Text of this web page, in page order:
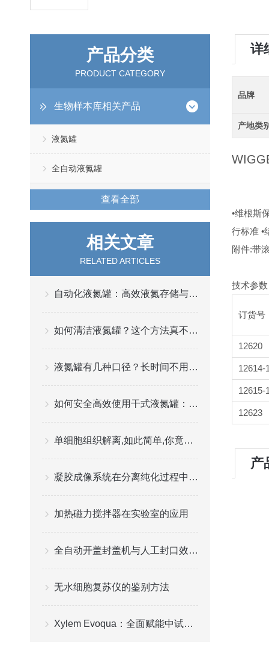
产品分类
PRODUCT CATEGORY
生物样本库相关产品
液氮罐
全自动液氮罐
查看全部
相关文章
RELATED ARTICLES
自动化液氮罐：高效液氮存储与管理的关键
如何清洁液氮罐？这个方法真不错！
液氮罐有几种口径？长时间不用怎么清理？
如何安全高效使用干式液氮罐：实践与建议
单细胞组织解离,如此简单,你竟然还不会？
凝胶成像系统在分离纯化过程中起到一个重要的角色
加热磁力搅拌器在实验室的应用
全自动开盖封盖机与人工封口效率对比分析
无水细胞复苏仪的鉴别方法
Xylem Evoqua：全面赋能中试平台纯水供水系统，高效稳定助力科研创新！
详
品牌
产地类
•维根斯
行标准 •
附件:带
技术参数
订货号
12620
12614-
12615-
12623
产